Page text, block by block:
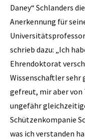
Daney“ Schlanders
Anerkennung für
schrieb dazu: „Ich
Ehrendoktorat
Wissenschaftler sehr
gefreut, mir aber von
ungefähr
Schützenkompanie
was ich verstanden